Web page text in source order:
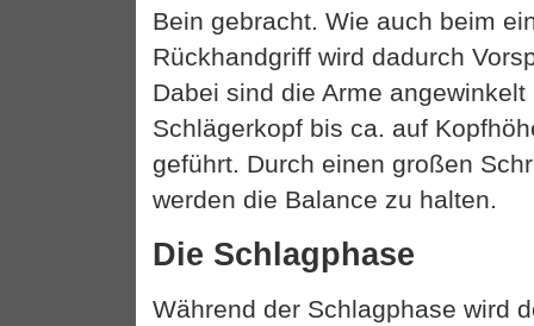
Bein gebracht. Wie auch beim
Rückhandgriff wird dadurch
Dabei sind die Arme angewinkelt
Schlägerkopf bis ca. auf
geführt. Durch einen großen
werden die Balance zu halten.
Die Schlagphase
Während der Schlagphase wird